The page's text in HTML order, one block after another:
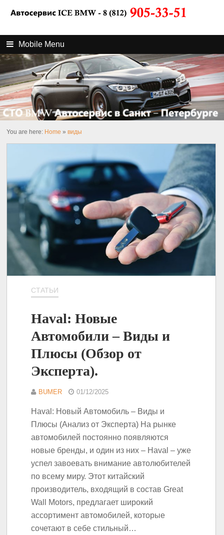
Mobile Menu
You are here: Home »виды
СТАТЬИ
Haval: Новые
Автомобили – Виды и
Плюсы (Обзор от
Эксперта).
BUMER 01/12/2025
Haval: Новый Автомобиль – Виды и
Плюсы (Анализ от Эксперта) На рынке
автомобилей постоянно появляются
новые бренды, и один из них – Haval – уже
успел завоевать внимание автолюбителей
по всему миру. Этот китайский
производитель, входящий в состав Great
Wall Motors, предлагает широкий
ассортимент автомобилей, которые
сочетают в себе стильный…